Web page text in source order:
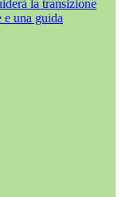
la transizione
e una guida